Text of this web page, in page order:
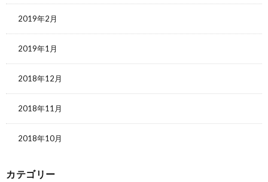
2019年2月
2019年1月
2018年12月
2018年11月
2018年10月
カテゴリー